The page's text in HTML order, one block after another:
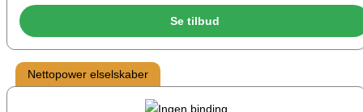
Se tilbud
Nettopower elselskaber